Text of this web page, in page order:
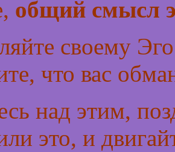
общий смысл
своему Эго
что вас
над этим,
это, и